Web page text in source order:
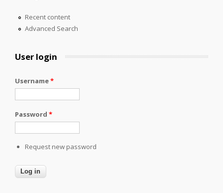
Recent content
Advanced Search
User login
Username*
Password *
Request new password